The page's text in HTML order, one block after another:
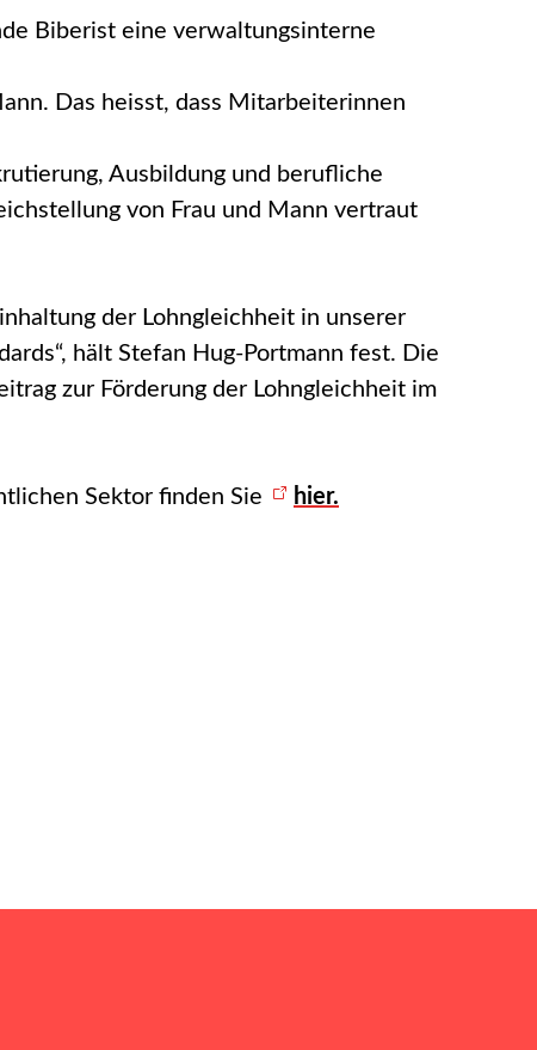
Biberist eine verwaltungsinterne
Das heisst, dass Mitarbeiterinnen
Ausbildung und berufliche
von Frau und Mann vertraut
der Lohngleichheit in unserer
hält Stefan Hug-Portmann fest. Die
zur Förderung der Lohngleichheit im
Sektor finden Sie hier.